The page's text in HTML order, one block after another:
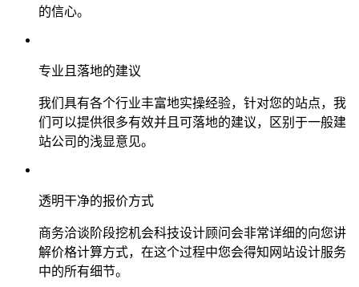
的信心。
专业且落地的建议
我们具有各个行业丰富地实操经验，针对您的站点，我
们可以提供很多有效并且可落地的建议，区别于一般建
站公司的浅显意见。
透明干净的报价方式
商务洽谈阶段挖机会科技设计顾问会非常详细的向您讲
解价格计算方式，在这个过程中您会得知网站设计服务
中的所有细节。